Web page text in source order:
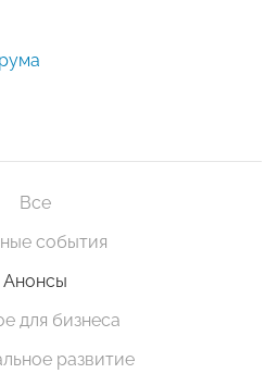
Все
события
Анонсы
для бизнеса
развитие